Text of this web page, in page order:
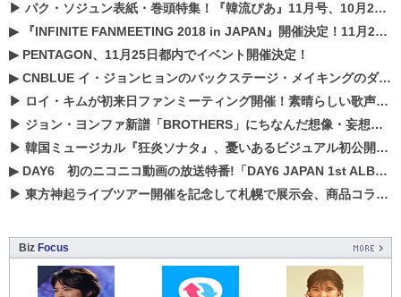
▶ パク・ソジュン表紙・巻頭特集！『韓流ぴあ』11月号、10月22日（月）発売！
▶
『INFINITE FANMEETING 2018 in JAPAN』開催決定！11月21、22日にパシフィコ横浜にて実施
▶ PENTAGON、11月25日都内でイベント開催決定！
▶CNBLUE イ・ジョンヒョンのバックステージ・メイキングのダイジェスト映像が公開！
▶ ロイ・キムが初来日ファンミーティング開催！素晴らしい歌声に癒される贅沢な時間
▶ ジョン・ヨンファ新譜「BROTHERS」にちなんだ想像・妄想企画がスタート！
▶ 韓国ミュージカル『狂炎ソナタ』、憂いある​ビジュアル初公開!! 主役リョウク、SHIN、KENらのコメントが到着！
▶ DAY6 初のニコニコ動画の放送特番!「DAY6 JAPAN 1st ALBUM「UNLOCK」発売記念 ライブ@ニコ生」を配信決定!
▶ 東方神起ライブツアー開催を記念して札幌で展示会、商品コラボが実現！！
Biz Focus